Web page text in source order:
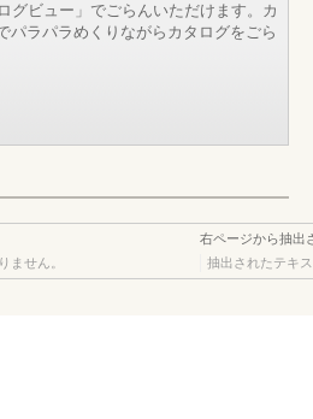
グビュー」でごらんいただけます。カ
パラパラめくりながらカタログをごら
ません。
右ページから抽出
抽出されたテキ